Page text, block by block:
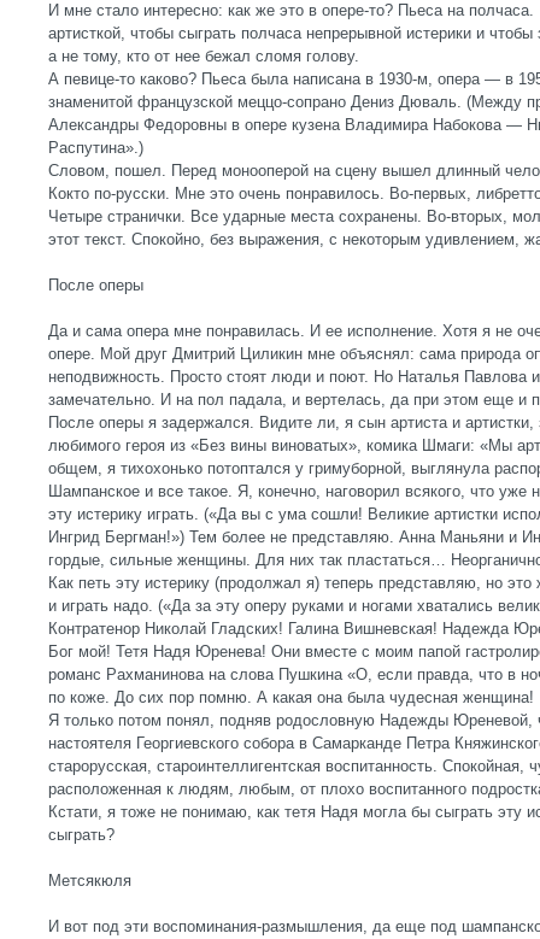
И мне стало интересно: как же это в опере-то? Пьеса на
артисткой, чтобы сыграть полчаса непрерывной истерики и чтобы
а не тому, кто от нее бежал сломя голову.
А певице-то каково? Пьеса была написана в 1930-м, опера — в
знаменитой французской меццо-сопрано Дениз Дюваль. (Между
Александры Федоровны в опере кузена Владимира Набокова —
Распутина».)
Словом, пошел. Перед монооперой на сцену вышел длинный
Кокто по-русски. Мне это очень понравилось. Во-первых,
Четыре странички. Все ударные места сохранены. Во-вторых,
этот текст. Спокойно, без выражения, с некоторым удивлением,
После оперы
Да и сама опера мне понравилась. И ее исполнение. Хотя я не
опере. Мой друг Дмитрий Циликин мне объяснял: сама природа
неподвижность. Просто стоят люди и поют. Но Наталья Павлова
замечательно. И на пол падала, и вертелась, да при этом еще и
После оперы я задержался. Видите ли, я сын артиста и
любимого героя из «Без вины виноватых», комика Шмаги: «Мы
общем, я тихохонько потоптался у гримуборной, выглянула
Шампанское и все такое. Я, конечно, наговорил всякого, что
эту истерику играть. («Да вы с ума сошли! Великие артистки
Ингрид Бергман!») Тем более не представляю. Анна Маньяни и
гордые, сильные женщины. Для них так пластаться…
Как петь эту истерику (продолжал я) теперь представляю, но
и играть надо. («Да за эту оперу руками и ногами хватались
Контратенор Николай Гладских! Галина Вишневская! Надежда
Бог мой! Тетя Надя Юренева! Они вместе с моим папой
романс Рахманинова на слова Пушкина «О, если правда, что в
по коже. До сих пор помню. А какая она была чудесная женщина!
Я только потом понял, подняв родословную Надежды Юреневой,
настоятеля Георгиевского собора в Самарканде Петра
старорусская, староинтеллигентская воспитанность. Спокойная,
расположенная к людям, любым, от плохо воспитанного
Кстати, я тоже не понимаю, как тетя Надя могла бы сыграть эту
сыграть?
Метсякюля
И вот под эти воспоминания-размышления, да еще под